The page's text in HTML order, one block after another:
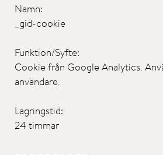
Namn:
_gid-cookie
Funktion/Syfte:
Cookie från Google Analytics.
användare.
Lagringstid:
24 timmar